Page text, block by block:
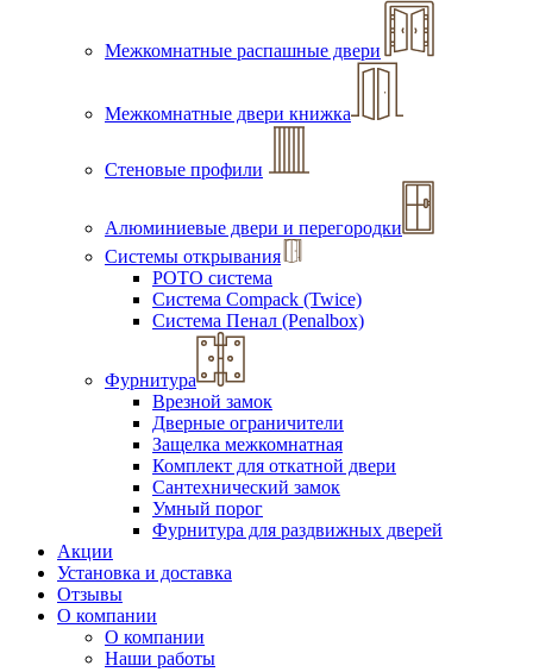
Межкомнатные распашные двери
Межкомнатные двери книжка
Стеновые профили
Алюминиевые двери и перегородки
Системы открывания
РОТО система
Система Compack (Twice)
Система Пенал (Penalbox)
Фурнитура
Врезной замок
Дверные ограничители
Защелка межкомнатная
Комплект для откатной двери
Сантехнический замок
Умный порог
Фурнитура для раздвижных дверей
Акции
Установка и доставка
Отзывы
О компании
О компании
Наши работы